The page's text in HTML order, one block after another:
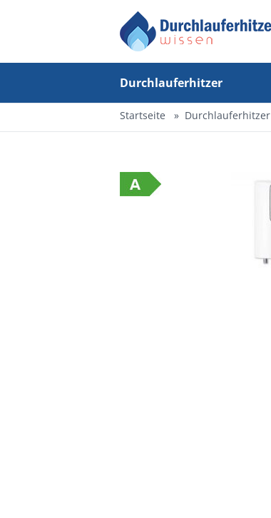
Durchlauferhitzer
Startseite Durchlauferhitzer